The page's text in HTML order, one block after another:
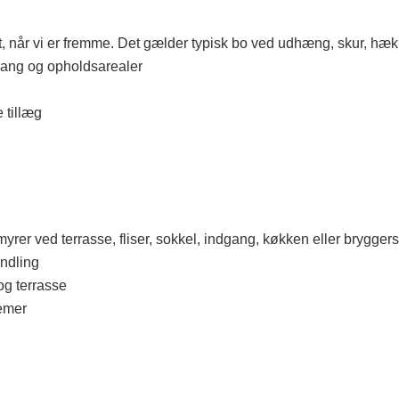
når vi er fremme. Det gælder typisk bo ved udhæng, skur,
og opholdsarealer
tillæg
ved terrasse, fliser, sokkel, indgang, køkken eller
terrasse